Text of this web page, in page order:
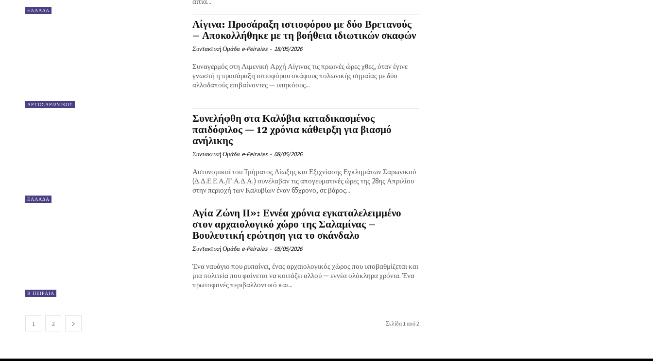
ΕΛΛΑΔΑ
ΑΡΓΟΣΑΡΩΝΙΚΟΣ
Αίγινα: Προσάραξη ιστιοφόρου με δύο Βρετανούς
– Αποκολλήθηκε με τη βοήθεια ιδιωτικών σκαφών
Συντακτική Ομάδα e-Peiraias - 18/05/2026
Συναγερμός στη Λιμενική Αρχή Αίγινας τις πρωινές ώρες χθες, όταν έγινε
γνωστή η προσάραξη ιστιοφόρου σκάφους πολωνικής σημαίας με δύο
αλλοδαπούς επιβαίνοντες — υπηκόους...
ΕΛΛΑΔΑ
Συνελήφθη στα Καλύβια καταδικασμένος
παιδόφιλος — 12 χρόνια κάθειρξη για βιασμό
ανήλικης
Συντακτική Ομάδα e-Peiraias - 08/05/2026
Αστυνομικοί του Τμήματος Δίωξης και Εξιχνίασης Εγκλημάτων Σαρωνικού
(Δ.Δ.Ε.Ε.Α./Γ.Α.Δ.Α.) συνέλαβαν τις απογευματινές ώρες της 28ης Απριλίου
στην περιοχή των Καλυβίων έναν 65χρονο, σε βάρος...
Β ΠΕΙΡΑΙΑ
Αγία Ζώνη ΙΙ»: Εννέα χρόνια εγκαταλελειμμένο
στον αρχαιολογικό χώρο της Σαλαμίνας –
Βουλευτική ερώτηση για το σκάνδαλο
Συντακτική Ομάδα e-Peiraias - 05/05/2026
Ένα ναυάγιο που ρυπαίνει, ένας αρχαιολογικός χώρος που υποβαθμίζεται και
μια πολιτεία που φαίνεται να κοιτάζει αλλού — εννέα ολόκληρα χρόνια. Ένα
πρωτοφανές περιβαλλοντικό και...
1 2 Σελίδα 1 από 2